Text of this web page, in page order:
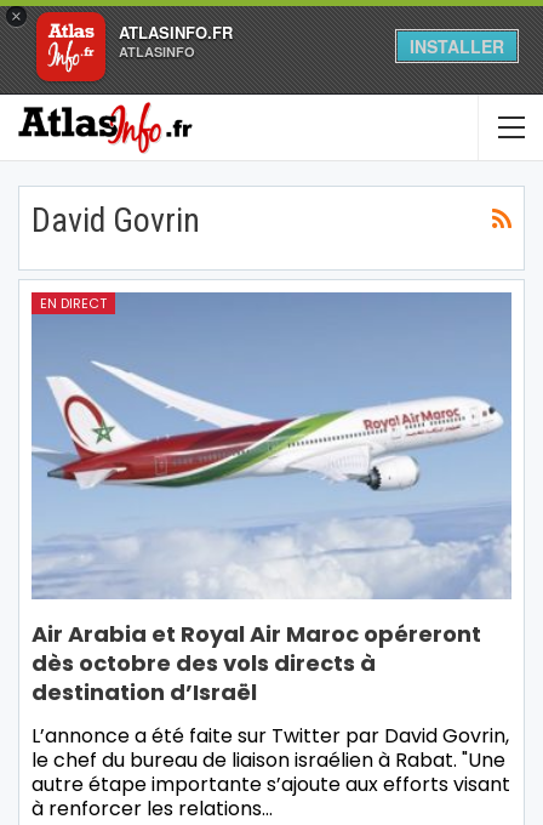
×
ATLASINFO.FR
ATLASINFO INSTALLER
David Govrin
EN DIRECT
Air Arabia et Royal Air Maroc opéreront
dès octobre des vols directs à
destination d’Israël
L’annonce a été faite sur Twitter par David Govrin,
le chef du bureau de liaison israélien à Rabat. "Une
autre étape importante s’ajoute aux efforts visant
à renforcer les relations…